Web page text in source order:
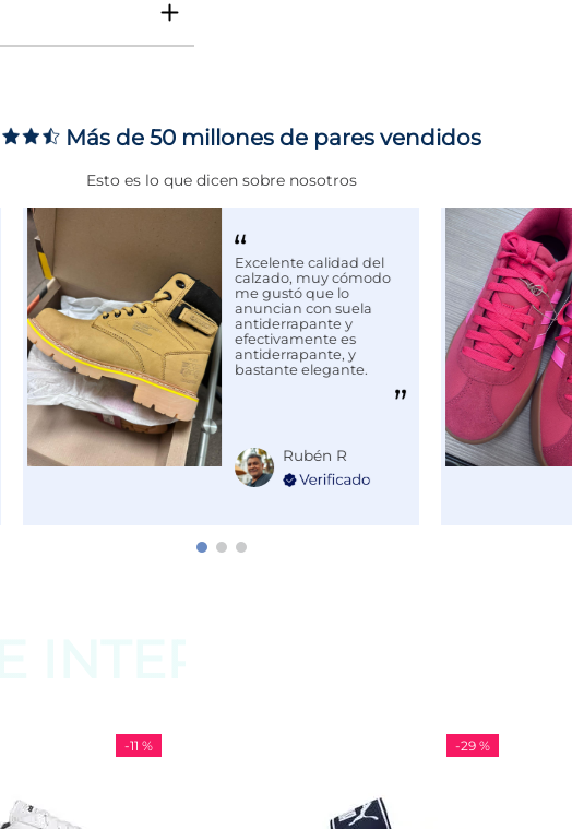
Más de 50 millones de pares vendidos
Esto es lo que dicen sobre nosotros
Excelente calidad del
calzado, muy cómodo
me gustó que lo
anuncian con suela
antiderrapante y
efectivamente es
antiderrapante, y
bastante elegante.
Rubén R
-29 % -25 %